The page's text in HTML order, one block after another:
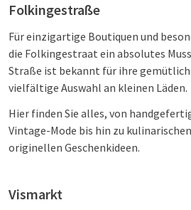
Folkingestraße
Für einzigartige Boutiquen und
die Folkingestraat ein absolutes
Straße ist bekannt für ihre
vielfältige Auswahl an kleinen Läden.
Hier finden Sie alles, von
Vintage-Mode bis hin zu
originellen Geschenkideen.
Vismarkt